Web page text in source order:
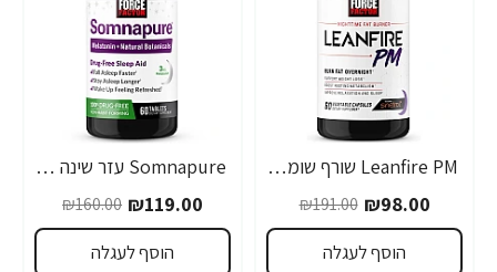
-49%
Leanfire PM שורף שומנים ללילה 60 כמוסות צמחיות - מבית Force Factor
₪98.00
₪191.00
הוסף לעגלה
-26%
Somnapure עזר שינה טבעי 60 טבליות - מבית Force Factor
₪119.00
₪160.00
הוסף לעגלה